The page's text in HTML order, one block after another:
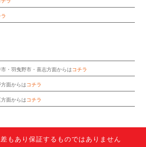
ラ
・羽曳野市・喜志方面からはコチラ
面からはコチラ
面からはコチラ
もあり保証するものではありません